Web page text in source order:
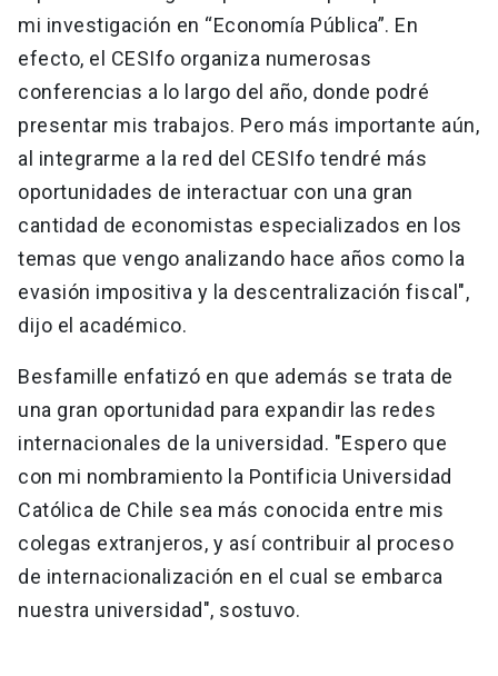
mi investigación en “Economía Pública”. En
efecto, el CESIfo organiza numerosas
conferencias a lo largo del año, donde podré
presentar mis trabajos. Pero más importante aún,
al integrarme a la red del CESIfo tendré más
oportunidades de interactuar con una gran
cantidad de economistas especializados en los
temas que vengo analizando hace años como la
evasión impositiva y la descentralización fiscal",
dijo el académico.
Besfamille enfatizó en que además se trata de
una gran oportunidad para expandir las redes
internacionales de la universidad. "Espero que
con mi nombramiento la Pontificia Universidad
Católica de Chile sea más conocida entre mis
colegas extranjeros, y así contribuir al proceso
de internacionalización en el cual se embarca
nuestra universidad", sostuvo.